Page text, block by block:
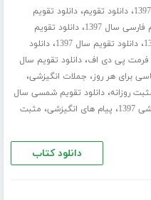
،دانلود تقویم،دانلود تقویم
سال 1397 ،دانلود تقویم
،دانلود تقویم سال 1397 ،دانلود
،دانلود تقویم سال
برای هر روز، جملات انگیزشی،
روزانه،دانلود تقویم شمسی سال
1397 ، پیام های انگیزشی، مثبت
دانلود کتاب